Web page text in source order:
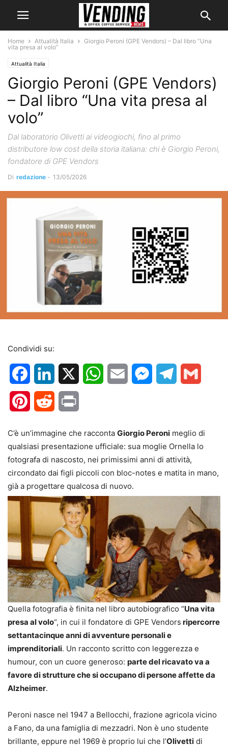
Home Attualità Italia
Giorgio Peroni (GPE Vendors) – Dal libro “Una
vita presa al volo”
Attualità Italia
Giorgio Peroni (GPE Vendors)
– Dal libro “Una vita presa al
volo”
Dal laboratorio Olivetti ai videogiochi, fino al primo
distributore low cost della storia italiana: chi è Giorgio Peroni,
fondatore di GPE Vendors
Di redazione - 13/05/2026
Condividi su:
FacebookLinkedIn WhatsApp
Email MessengerTelegram
PinterestReddit
C’è un’immagine che racconta Giorgio Peroni meglio di
qualsiasi presentazione ufficiale: sua moglie Ornella lo
fotografa di nascosto, nei primissimi anni di attività,
circondato dai figli piccoli con bloc-notes e matita in mano,
già a progettare qualcosa di nuovo.
Quella fotografia è finita nel libro autobiografico “Una vita
presa al volo“, in cui il fondatore di GPE Vendors ripercorre
settantacinque anni di avventure personali e
imprenditoriali. Un racconto scritto con leggerezza e
humour, con un cuore generoso: parte del ricavato va a
favore di strutture che si occupano di persone affette da
Alzheimer.
Peroni nasce nel 1947 a Bellocchi, frazione agricola vicino
a Fano, da una famiglia di mezzadri. Non è uno studente
brillante, eppure nel 1969 è proprio lui che l’Olivetti di